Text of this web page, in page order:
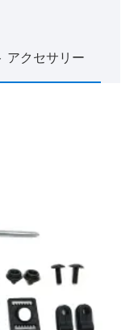
アクセサリー